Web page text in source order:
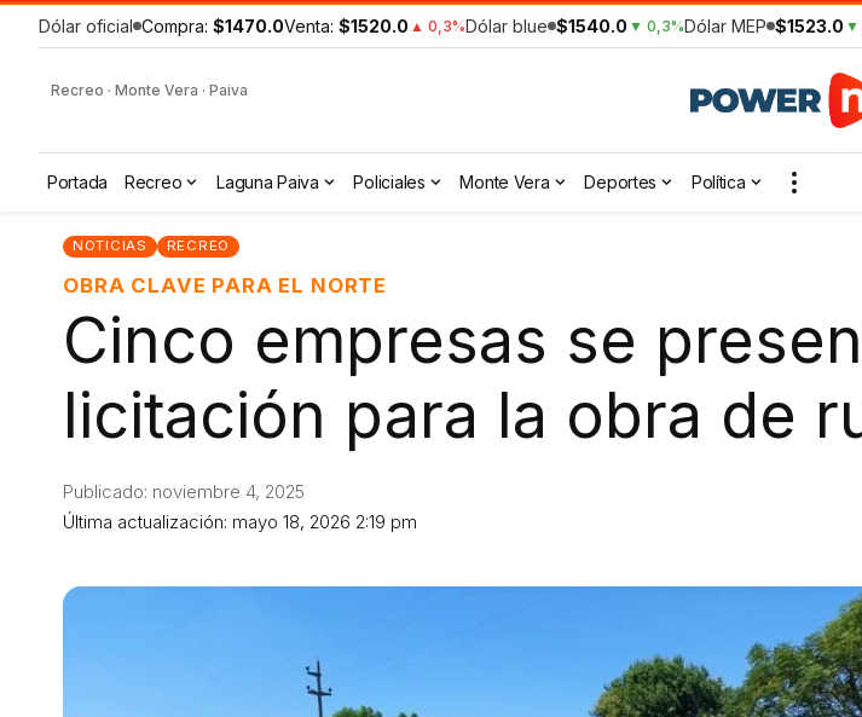
Dólar oficial Compra: $1470.0Venta: $1520.0 ▲ 0,3%Dólar blue $1540.0 ▼ 0,3%Dólar MEP $1523.0 ▼
Recreo · Monte Vera · Paiva
Portada Recreo Laguna Paiva Policiales Monte Vera Deportes Política
NOTICIAS RECREO
OBRA CLAVE PARA EL NORTE
Cinco empresas se
licitación para la obra de
Última actualización: mayo 18, 2026 2:19 pm
Publicado: noviembre 4, 2025